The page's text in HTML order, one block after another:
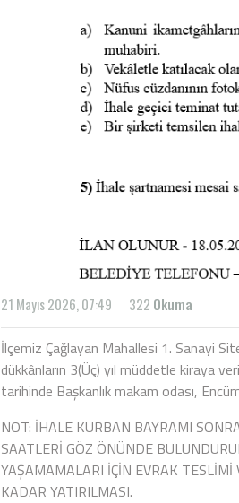
21 Mayıs 2026, 07:49 322 Okuma
İlçemiz Çağlayan Mahallesi 1. Sanayi
dükkânların 3(Üç) yıl müddetle kiraya
tarihinde Başkanlık makam odası,
NOT: İHALE KURBAN BAYRAMI
SAATLERİ GÖZ ÖNÜNDE
YAŞAMAMALARI İÇİN EVRAK
KADAR YATIRILMASI.